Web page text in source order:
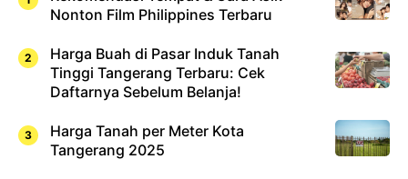
Nonton Film Philippines Terbaru
Harga Buah di Pasar Induk Tanah
Tinggi Tangerang Terbaru: Cek
Daftarnya Sebelum Belanja!
Harga Tanah per Meter Kota
Tangerang 2025